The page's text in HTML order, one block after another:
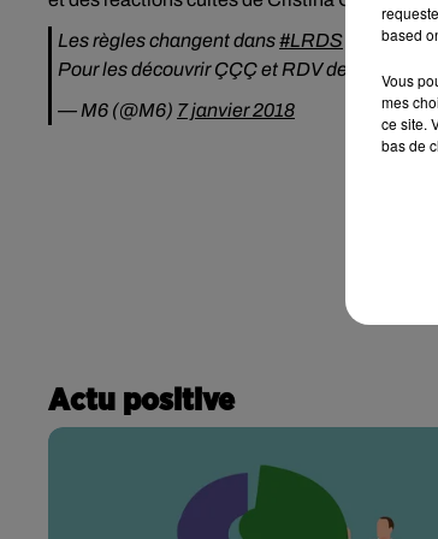
Les règles changent dans#LRDS
Pour les découvrir Ç️Ç️Ç️ et RDV demain à
— M6 (@M6) 7 janvier 2018
Actu positive
based
Vous
mes
ce site.
bas de